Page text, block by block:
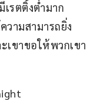
เรตติ้งต่ำมาก
ามสามารถยิ่ง
เขาขอให้พวกเขา